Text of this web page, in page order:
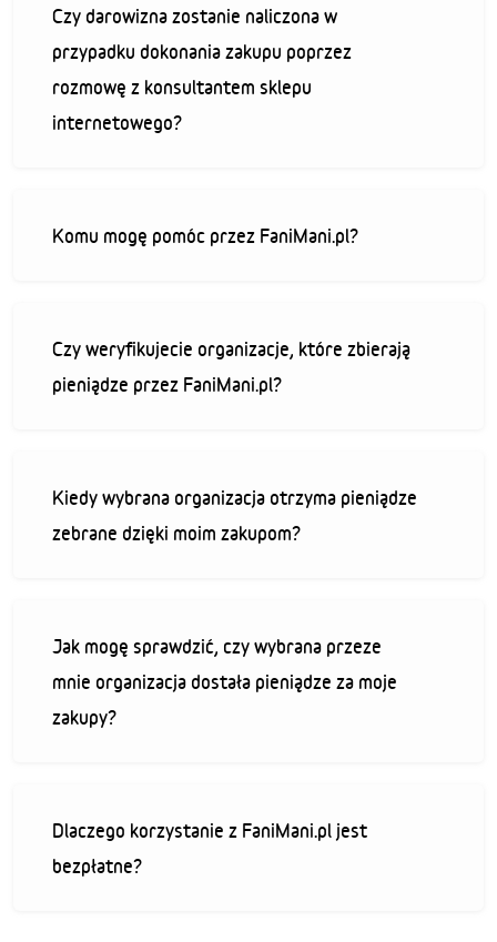
Czy darowizna zostanie naliczona w
przypadku dokonania zakupu poprzez
rozmowę z konsultantem sklepu
internetowego?
Komu mogę pomóc przez FaniMani.pl?
Czy weryfikujecie organizacje, które zbierają
pieniądze przez FaniMani.pl?
Kiedy wybrana organizacja otrzyma pieniądze
zebrane dzięki moim zakupom?
Jak mogę sprawdzić, czy wybrana przeze
mnie organizacja dostała pieniądze za moje
zakupy?
Dlaczego korzystanie z FaniMani.pl jest
bezpłatne?